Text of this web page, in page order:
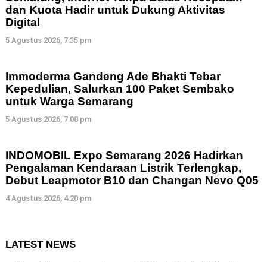
dan Kuota Hadir untuk Dukung Aktivitas
Digital
5 Agustus 2026, 7:35 pm
Immoderma Gandeng Ade Bhakti Tebar
Kepedulian, Salurkan 100 Paket Sembako
untuk Warga Semarang
5 Agustus 2026, 7:08 pm
INDOMOBIL Expo Semarang 2026 Hadirkan
Pengalaman Kendaraan Listrik Terlengkap,
Debut Leapmotor B10 dan Changan Nevo Q05
4 Agustus 2026, 4:20 pm
LATEST NEWS